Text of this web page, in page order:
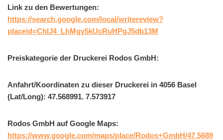
Link zu den Bewertungen:
https://search.google.com/local/writereview?
placeid=ChIJ4_LhMgy5kUcRuHPgJ5db13M
Preiskategorie der Druckerei Rodos GmbH:
Anfahrt/Koordinaten zu dieser Druckerei in 4056 Basel
(Lat/Long): 47.568991. 7.573917
Rodos GmbH auf Google Maps:
https://www.google.com/maps/place/Rodos+GmbH/47.5689